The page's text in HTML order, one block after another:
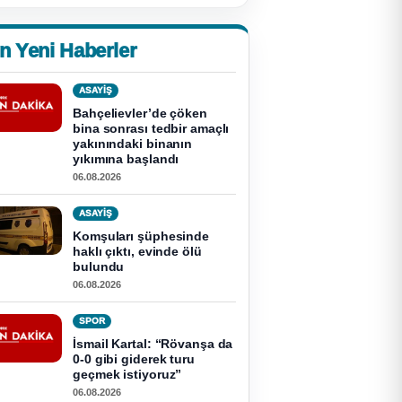
Yeni Haberler
ASAYİŞ
Bahçelievler’de çöken
bina sonrası tedbir amaçlı
yakınındaki binanın
yıkımına başlandı
06.08.2026
ASAYİŞ
Komşuları şüphesinde
haklı çıktı, evinde ölü
bulundu
06.08.2026
SPOR
İsmail Kartal: “Rövanşa da
0-0 gibi giderek turu
geçmek istiyoruz”
06.08.2026